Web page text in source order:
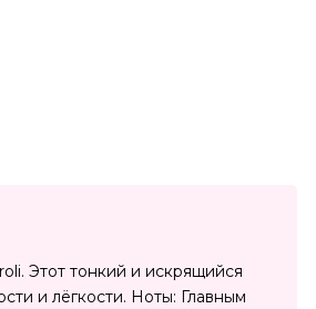
Этот тонкий и искрящийся
и лёгкости. Ноты: Главным